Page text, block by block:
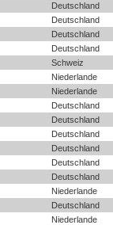
Deutschland
Deutschland
Deutschland
Deutschland
Schweiz
Niederlande
Niederlande
Deutschland
Deutschland
Deutschland
Deutschland
Deutschland
Deutschland
Niederlande
Deutschland
Niederlande